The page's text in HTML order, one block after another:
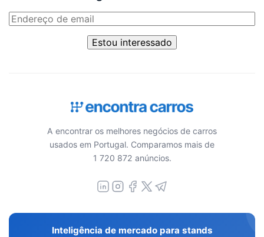
Estou interessado
A encontrar os melhores negócios de carros
usados em Portugal. Comparamos mais de
1 720 872 anúncios.
Inteligência de mercado para stands